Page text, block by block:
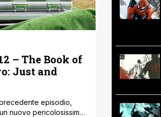
– The Book of
Just and
episodio,
nuovo pericolosissimo